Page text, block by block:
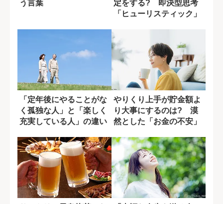
う言葉
定をする? 即決型思考
「ヒューリスティック」
「定年後にやることがな
く孤独な人」と「楽しく
充実している人」の違い
やりくり上手が貯金額よ
り大事にするのは? 漠
然とした「お金の不安」